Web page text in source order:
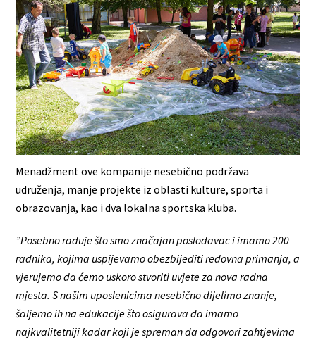
Menadžment ove kompanije nesebično podržava
udruženja, manje projekte iz oblasti kulture, sporta i
obrazovanja, kao i dva lokalna sportska kluba.
”Posebno raduje što smo značajan poslodavac i imamo 200
radnika, kojima uspijevamo obezbijediti redovna primanja, a
vjerujemo da ćemo uskoro stvoriti uvjete za nova radna
mjesta. S našim uposlenicima nesebično dijelimo znanje,
šaljemo ih na edukacije što osigurava da imamo
najkvalitetniji kadar koji je spreman da odgovori zahtjevima